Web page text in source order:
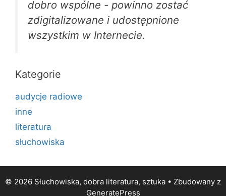
dobro wspólne - powinno zostać
zdigitalizowane i udostępnione
wszystkim w Internecie.
Kategorie
audycje radiowe
inne
literatura
słuchowiska
© 2026 Słuchowiska, dobra literatura, sztuka • Zbudowany z
GeneratePress